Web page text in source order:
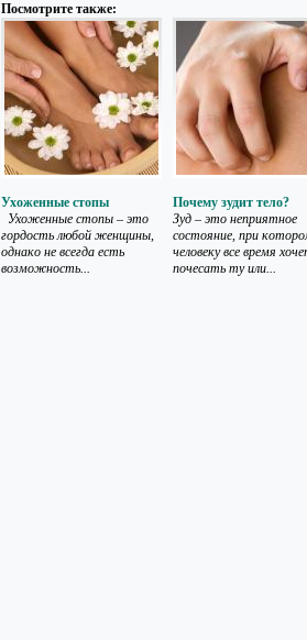
Посмотрите также:
Ухоженные стопы
Ухоженные стопы – это
гордость любой женщины,
однако не всегда есть
возможность...
Почему зудит тело?
Зуд – это неприятное
состояние, при
человеку все время
почесать ту или...